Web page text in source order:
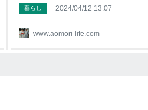
www.aomori-life.com
暮らし 2024/04/12 13:07